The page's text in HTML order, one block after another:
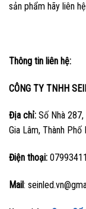
sản phẩm hãy liên
Thông tin liên hệ:
CÔNG TY TNHH
Địa chỉ: Số Nhà
Gia Lâm, Thành Phố
Điện thoại:
Mail: